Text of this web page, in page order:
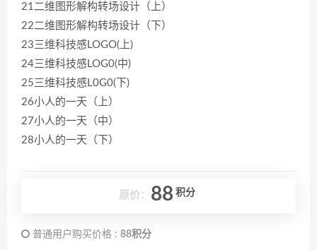
21二维图形解构转场设计（上）
22二维图形解构转场设计（下）
23三维科技感LOGO(上)
24三维科技感LOG0(中)
25三维科技感L0G0(下)
26小人的一天（上）
27小人的一天（中）
28小人的一天（下）
原价： 88 积分
普通用户购买价格 : 88积分